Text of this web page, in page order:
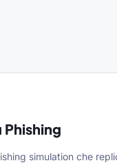
Phishing
simulation che